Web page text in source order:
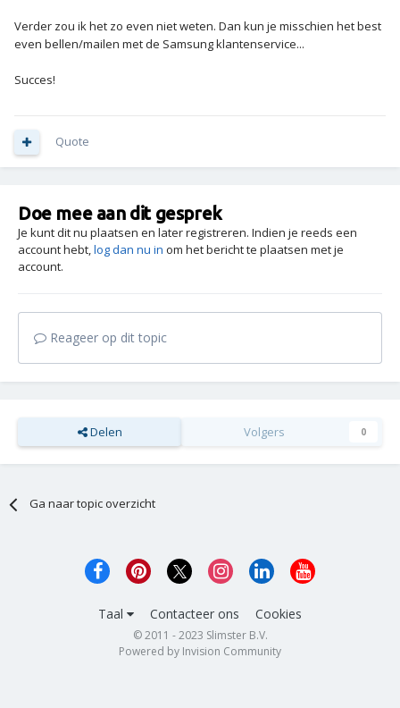
Verder zou ik het zo even niet weten. Dan kun je misschien het best
even bellen/mailen met de Samsung klantenservice...
Succes!
Quote
Doe mee aan dit gesprek
Je kunt dit nu plaatsen en later registreren. Indien je reeds een
account hebt,log dan nu in om het bericht te plaatsen met je
account.
Reageer op dit topic
Delen Volgers 0
Ga naar topic overzicht
Taal Contacteer ons Cookies
© 2011 - 2023 Slimster B.V.
Powered by Invision Community